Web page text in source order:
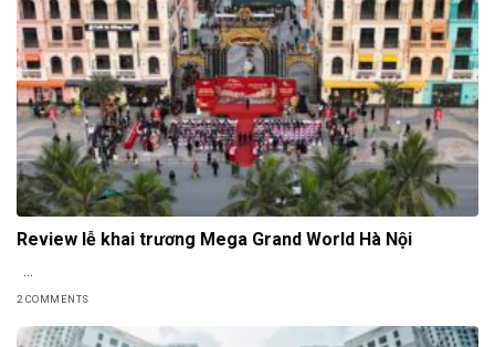
Review lễ khai trương Mega Grand World Hà Nội
...
2 COMMENTS